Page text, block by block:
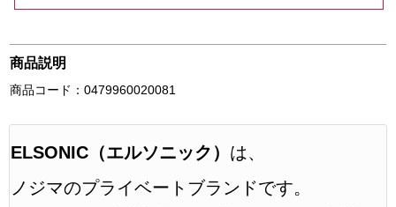
商品説明
商品コード：0479960020081
ELSONIC（エルソニック） は、
ノジマのプライベートブランドです。